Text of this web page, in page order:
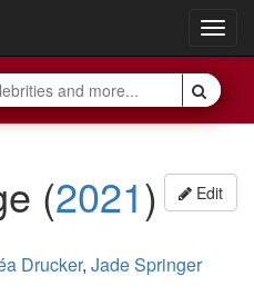
Edit
(2021)
Drucker, Jade Springer